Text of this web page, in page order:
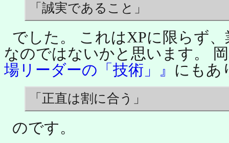
「誠実であること」
でした。 これはXPに限らず
なのではないかと思います。
場リーダーの「技術」』 にもあ
「正直は割に合う」
のです。